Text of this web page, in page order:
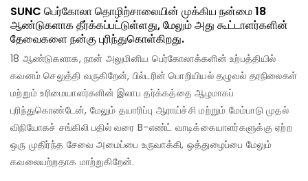
SUNC பெர்கோலா தொழிற்சாலையின் முக்கிய நன்மை 18
ஆண்டுகளாக தீர்க்கப்பட்டுள்ளது, மேலும் அது கூட்டாளர்களின்
தேவைகளை நன்கு புரிந்துகொள்கிறது.
18 ஆண்டுகளாக, நான் அலுமினிய பெர்கோலாக்களின் உற்பத்தியில்
கவனம் செலுத்தி வருகிறேன், பில்டரின் பொறியியல் தழுவல் தரநிலைகள்
மற்றும் உரிமையாளர்களின் இலாப தர்க்கத்தை ஆழமாகப்
புரிந்துகொண்டேன், மேலும் தயாரிப்பு ஆராய்ச்சி மற்றும் மேம்பாடு முதல்
விநியோகச் சங்கிலி பதில் வரை B-எண்ட் வாடிக்கையாளர்களுக்கு ஏற்ற
ஒரு முதிர்ந்த சேவை அமைப்பை உருவாக்கி, ஒத்துழைப்பை மேலும்
கவலையற்றதாக மாற்றுகிறேன்.